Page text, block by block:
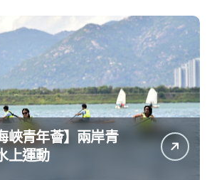
峽青年薈】兩岸青
上運動